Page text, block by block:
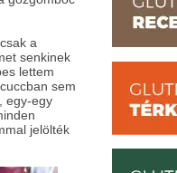
a
senkinek
lettem
sem
egy-egy
jelölték